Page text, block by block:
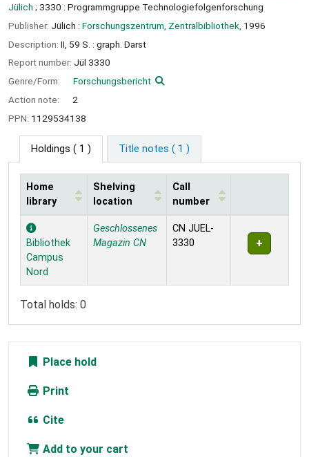
Jülich ; 3330 : Programmgruppe Technologiefolgenforschung
Publisher: Jülich : Forschungszentrum, Zentralbibliothek, 1996
Description: II, 59 S. : graph. Darst
Report number: Jül 3330
Genre/Form:
Forschungsbericht
Action note:
2
PPN: 1129534138
Holdings ( 1 ) Title notes ( 1 )
Holdings
Home
library
Shelving
location
Call
number
Bibliothek
Campus
Nord
Geschlossenes
Magazin CN
CN JUEL-
3330
Total holds: 0
Place hold
Print
Cite
Add to your cart